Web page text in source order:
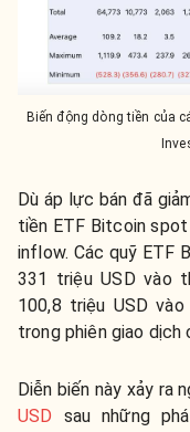
Biến động dòng tiền của
Dù áp lực bán đã
tiền ETF Bitcoin
inflow. Các quỹ ETF
331 triệu USD vào
100,8 triệu USD
trong phiên giao dịch
Diễn biến này xảy ra
USD sau những